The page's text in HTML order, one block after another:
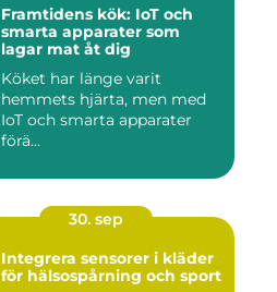
Framtidens kök: IoT och
smarta apparater som
lagar mat åt dig
Köket har länge varit
hemmets hjärta, men med
IoT och smarta apparater
förä...
30. sep
Integrera sensorer i kläder
för hälsospårning och sport